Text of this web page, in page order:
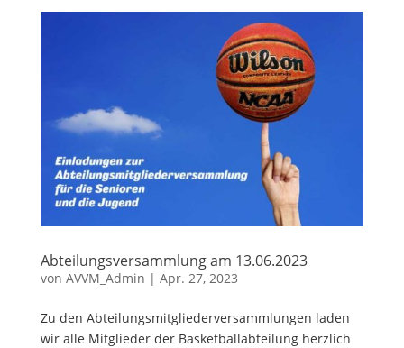
Abteilungsversammlung am 13.06.2023
von AVVM_Admin | Apr. 27, 2023
Zu den Abteilungsmitgliederversammlungen laden
wir alle Mitglieder der Basketballabteilung herzlich